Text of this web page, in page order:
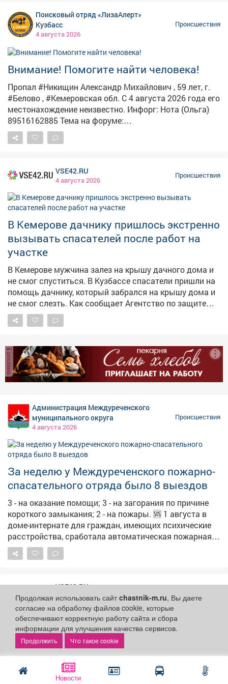
Новости
Sorento. Тушили иномарку одна единица техники и5
человек. – В результате пожараавтомобиль выгорел
полностью. Причина устанавливается, – сказали в
Пользователи соцсетей опубликовали кадры, на
которых запечатлено то, что осталось от "корейца".
Поисковый отряд «ЛизаАлерт»
Кузбасс
4 августа 2026
Происшествия
Внимание! Помогите найти человека!
Пропал #Никищин Александр Михайлович , 59 лет, г.
#Белово , #Кемеровская обл. С 4 августа 2026 года его
местонахождение неизвестно. Инфорг: Нота (Ольга)
89516162885 Тема на форуме:
https://lizaalert.org/forum/viewtopic.php?t=371426
#ЛизаАлерт #ЛизаАлертКузбасс #ПропалЧеловек
VSE42.RU
4 августа 2026
Происшествия
В Кемерове дачнику пришлось экстренно
вызывать спасателей после работ на
участке
В Кемерове мужчина залез на крышу дачного дома и
не смог спуститься. В Кузбассе спасатели пришли на
помощь дачнику, который забрался на крышу дома и
не смог слезть. Как сообщает Агентство по защите
населения и территории Кузбасса, диспетчеру
поступил звонок из СНТ "Авиатор" – мужчина
Кемеровского поисково-спасательного отряда
прибыли на место, закрепили пострадавшего
страховочными ремнями на спинальном щите и с
помощью альпинистского снаряжения сняли с
помощи мужчина отказался.
реклама
Администрация Междуреченского
муниципального округа
4 августа 2026
Происшествия
За неделю у Междуреченского пожарно-
спасательного отряда было 8 выездов
3 - на оказание помощи; 3 - на загорания по причине
короткого замыкания; 2 - на пожары. 🆘 1 августа в
доме-интернате для граждан, имеющих психические
расстройства, сработала автоматическая пожарная
сигнализация. В комнате на втором этаже произошло
возгорание, полностью выгорела комната. Была
Предварительная причина пожара - короткое
замыкание электропроводки. Пострадавших нет. У
Междуреченского поискового аварийно-
спасательного отряда выездов не было. ❗️Об угрозе
или возникновении чрезвычайной ситуации
немедленно сообщайте по телефону 2-39-31.
VSE42.RU
4 августа 2026
Смертельное нападение: двое
кузбассовцев жестоко расправились с
прохожим
Продолжая использовать сайтchastnik-m.ru, Вы даете
согласие на обработку файлов cookie, которые
обеспечивают корректную работу сайта и сбора
информации для улучшения качества сервисов.
Что такое cookie